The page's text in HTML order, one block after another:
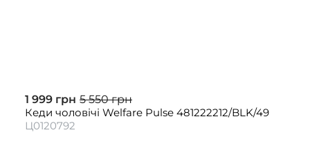
1 999 грн 5 550 грн
Кеди чоловічі Welfare Pulse 481222212/BLK/49
Ц0120792